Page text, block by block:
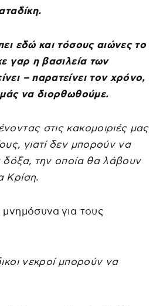
εδώ και τόσους αιώνες το
γαρ η βασιλεία των
– παρατείνει τον χρόνο,
να διορθωθούμε.
στις κακομοιριές μας
γιατί δεν μπορούν να
δόξα, την οποία θα λάβουν
Κρίση.
για τους
νεκροί μπορούν να